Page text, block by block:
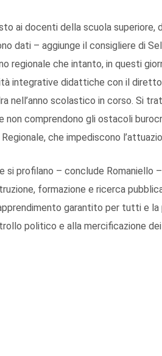
ai docenti della scuola
dati – aggiunge il consigliere di
regionale che intanto, in questi
integrative didattiche con il
nell’anno scolastico in corso. Si
non comprendono gli ostacoli
che impediscono
si profilano – conclude Romaniello
formazione e ricerca
garantito per tutti e
politico e alla mercificazione dei